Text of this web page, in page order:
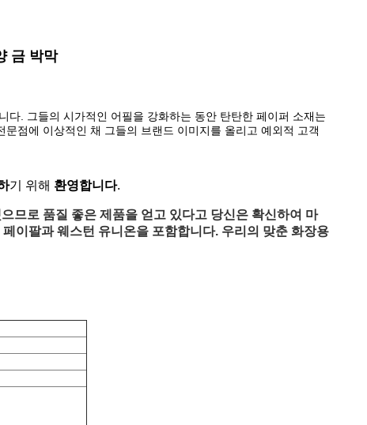
금 박막
. 그들의 시가적인 어필을 강화하는 동안 탄탄한 페이퍼 소재는
점에 이상적인 채 그들의 브랜드 이미지를 올리고 예외적 고객
기 위해 환영합니다.
므로 품질 좋은 제품을 얻고 있다고 당신은 확신하여 마
이팔과 웨스턴 유니온을 포함합니다. 우리의 맞춘 화장용